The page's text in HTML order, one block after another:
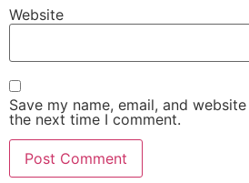
Website
Save my name, email, and
the next time I comment.